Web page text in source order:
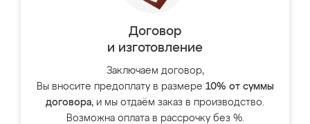
Договор
и изготовление
Заключаем договор,
Вы вносите предоплату в размере 10% от суммы
договора, и мы отдаём заказ в производство.
Возможна оплата в рассрочку без %.